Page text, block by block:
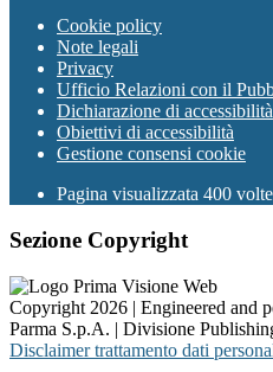
Cookie policy
Note legali
Privacy
Ufficio Relazioni con il
Dichiarazione di accessibilità
Obiettivi di accessibilità
Gestione consensi cookie
Pagina visualizzata 400 volte
Sezione Copyright
Copyright 2026 | Engineered and
Parma S.p.A. | Divisione
Disclaimer trattamento dati